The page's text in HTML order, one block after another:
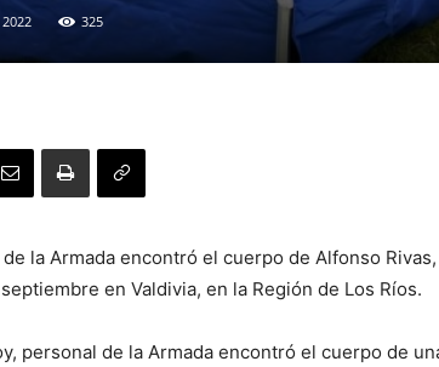
325
la Armada encontró el cuerpo de Alfonso
en Valdivia, en la Región de Los Ríos.
personal de la Armada encontró el cuerpo de